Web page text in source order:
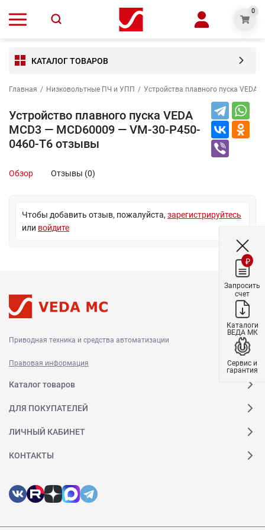
0
КАТАЛОГ ТОВАРОВ
Главная / Низковольтные ПЧ и УПП / Устройства плавного пуска VEDA
Устройство плавного пуска VEDA
MCD3 — MCD60009 — VM-30-P450-
0460-T6 отзывы
Обзор Отзывы (0)
Чтобы добавить отзыв, пожалуйста, зарегистрируйтесь
или войдите
Приводная техника и средства автоматизации
Правовая информация
Каталог товаров
ДЛЯ ПОКУПАТЕЛЕЙ
ЛИЧНЫЙ КАБИНЕТ
КОНТАКТЫ
₽
Запросить
счет
Каталоги
ВЕДА МК
Сервис и
гарантия